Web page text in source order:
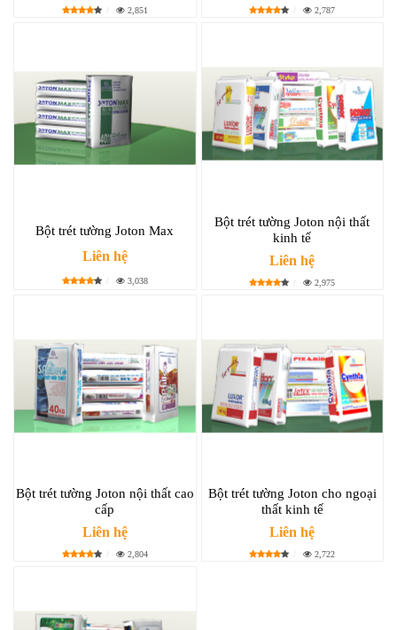
2,851 2,787
Bột trét tường Joton Max
Liên hệ
3,038
Bột trét tường Joton nội thất
kinh tế
Liên hệ
2,975
Bột trét tường Joton nội thất cao
cấp
Liên hệ
2,804
Bột trét tường Joton cho ngoại
thất kinh tế
Liên hệ
2,722